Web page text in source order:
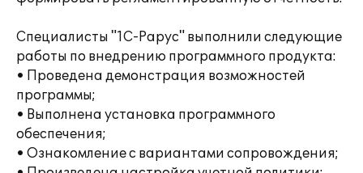
Специалисты "1С-Рарус" выполнили следующие
работы по внедрению программного продукта:
• Проведена демонстрация возможностей
программы;
• Выполнена установка программного
обеспечения;
• Ознакомление с вариантами сопровождения;